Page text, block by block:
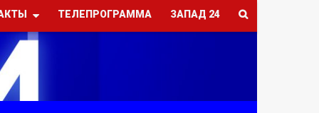
ТЕЛЕПРОГРАММА ЗАПАД 24